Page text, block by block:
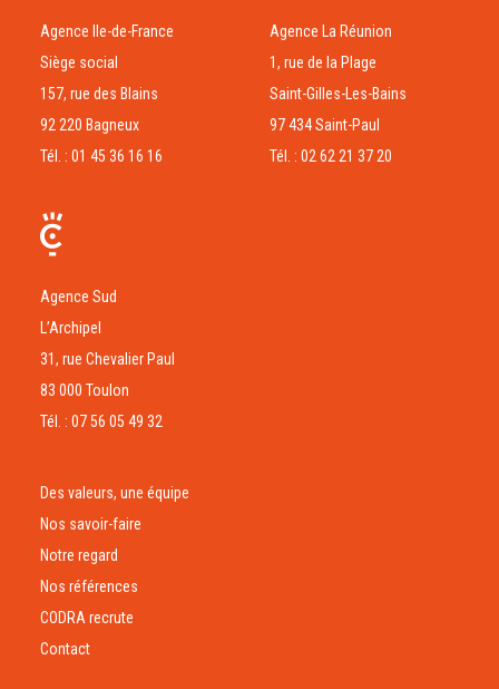
Agence Ile-de-France
Siège social
157, rue des Blains
92 220 Bagneux
Tél. : 01 45 36 16 16
Agence La Réunion
1, rue de la Plage
Saint-Gilles-Les-Bains
97 434 Saint-Paul
Tél. : 02 62 21 37 20
Agence Sud
L’Archipel
31, rue Chevalier Paul
83 000 Toulon
Tél. : 07 56 05 49 32
Des valeurs, une équipe
Nos savoir-faire
Notre regard
Nos références
CODRA recrute
Contact